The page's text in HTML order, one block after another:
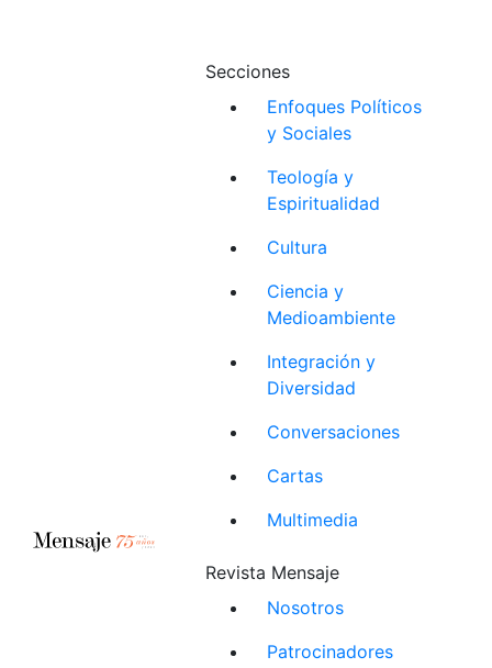
Secciones
Enfoques Políticos
y Sociales
Teología y
Espiritualidad
Cultura
Ciencia y
Medioambiente
Integración y
Diversidad
Conversaciones
Cartas
Multimedia
Revista Mensaje
Nosotros
Patrocinadores